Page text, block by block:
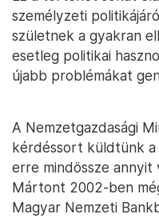
személyzeti
születnek a gyakran
esetleg politikai
újabb problémákat
A Nemzetgazdasági
kérdéssort küldtünk a
erre mindössze annyit
Mártont 2002-ben
Magyar Nemzeti